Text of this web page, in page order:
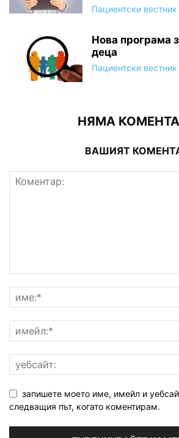
Пациентски вестник
Нова програма
деца
Пациентски вестник
НЯМА
ВАШИЯТ
запишете моето име, имейл и
следващия път, когато коментирам.